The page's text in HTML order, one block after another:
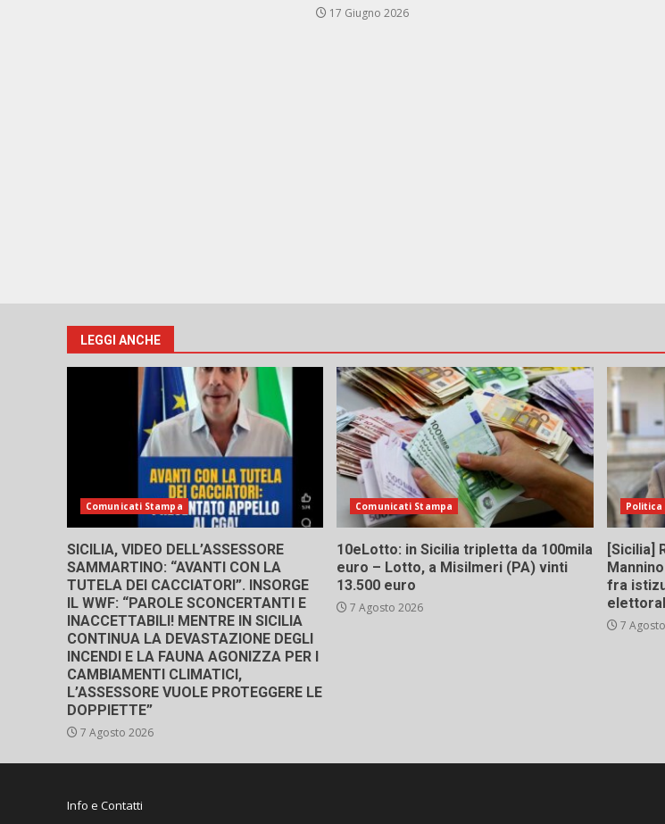
17 Giugno 2026
LEGGI ANCHE
Comunicati Stampa
SICILIA, VIDEO DELL’ASSESSORE
SAMMARTINO: “AVANTI CON LA
TUTELA DEI CACCIATORI”. INSORGE
IL WWF: “PAROLE SCONCERTANTI E
INACCETTABILI! MENTRE IN SICILIA
CONTINUA LA DEVASTAZIONE DEGLI
INCENDI E LA FAUNA AGONIZZA PER I
CAMBIAMENTI CLIMATICI,
L’ASSESSORE VUOLE PROTEGGERE LE
DOPPIETTE”
7 Agosto 2026
Comunicati Stampa
10eLotto: in Sicilia tripletta da 100mila
euro – Lotto, a Misilmeri (PA) vinti
13.500 euro
7 Agosto 2026
Politica
[Sicilia]
fra
7
Info e Contatti